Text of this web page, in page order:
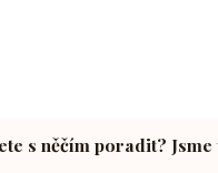
s něčím poradit? Jsme